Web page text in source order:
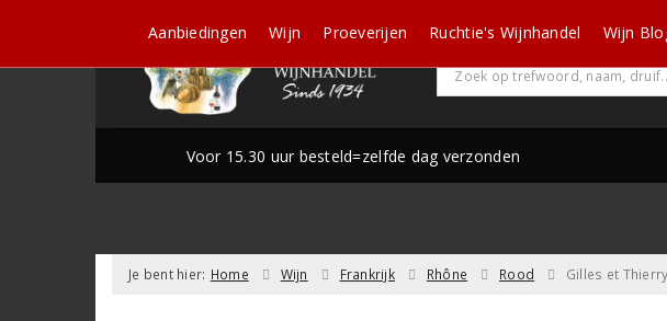
Voor 15.30 uur besteld=zelfde dag verzonden
Aanbiedingen Wijn Proeverijen Ruchtie's Wijnhandel Wijn
Je bent hier: Home Wijn Frankrijk Rhône Rood Gilles et